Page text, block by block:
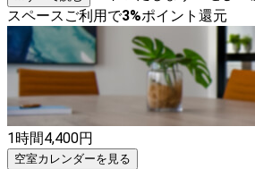
スペースご利用で3%ポイント還元
1時間4,400円
空室カレンダーを見る